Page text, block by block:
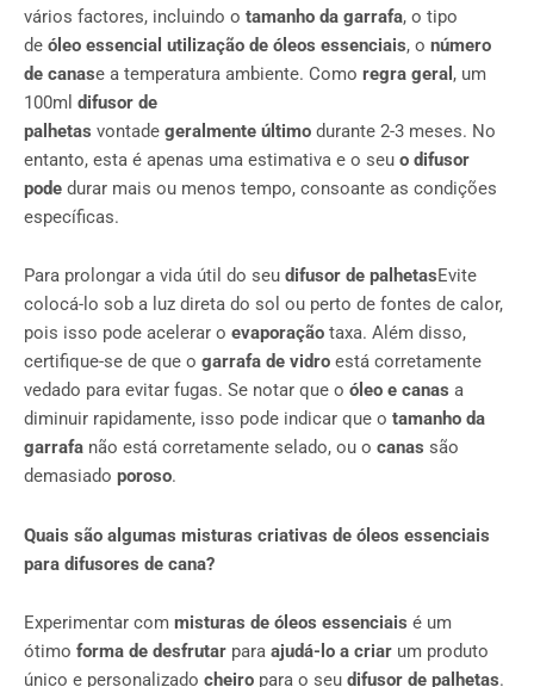
vários factores, incluindo o tamanho da garrafa, o tipo
de óleo essencial utilização de óleos essenciais, o número
de canase a temperatura ambiente. Como regra geral , um
100ml difusor de
palhetas vontade geralmente último durante 2-3 meses. No
entanto, esta é apenas uma estimativa e o seu o difusor
pode durar mais ou menos tempo, consoante as condições
específicas.
Para prolongar a vida útil do seu difusor de palhetasEvite
colocá-lo sob a luz direta do sol ou perto de fontes de calor,
pois isso pode acelerar o evaporação taxa. Além disso,
certifique-se de que o garrafa de vidro está corretamente
vedado para evitar fugas. Se notar que o óleo e canas a
diminuir rapidamente, isso pode indicar que o tamanho da
garrafa não está corretamente selado, ou o canas são
demasiado poroso.
Quais são algumas misturas criativas de óleos essenciais
para difusores de cana?
Experimentar com misturas de óleos essenciais é um
ótimo forma de desfrutar para ajudá-lo a criar um produto
único e personalizado cheiro para o seu difusor de palhetas.